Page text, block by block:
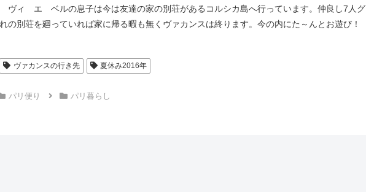
ヴィ エ ベルの息子は今は友達の家の別荘があるコルシカ島へ行っています。仲良し7人グ
の別荘を廻っていれば家に帰る暇も無くヴァカンスは終ります。今の内にた～んとお遊び！
ヴァカンスの行き先 夏休み2016年
パリ便り パリ暮らし